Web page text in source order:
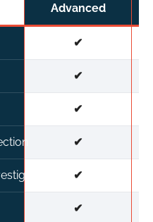
Advanced
✔
✔
✔
✔
✔
✔